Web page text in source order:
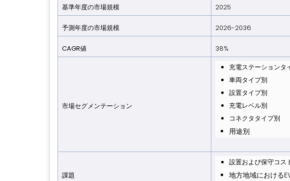
基準年度の市場規模 2025
予測年度の市場規模 2026-2036
CAGR値 38%
市場セグメンテーション
充電ステーションタ
車両タイプ別
設置タイプ別
充電レベル別
コネクタタイプ別
用途別
課題
設置および保守コス
地方地域における